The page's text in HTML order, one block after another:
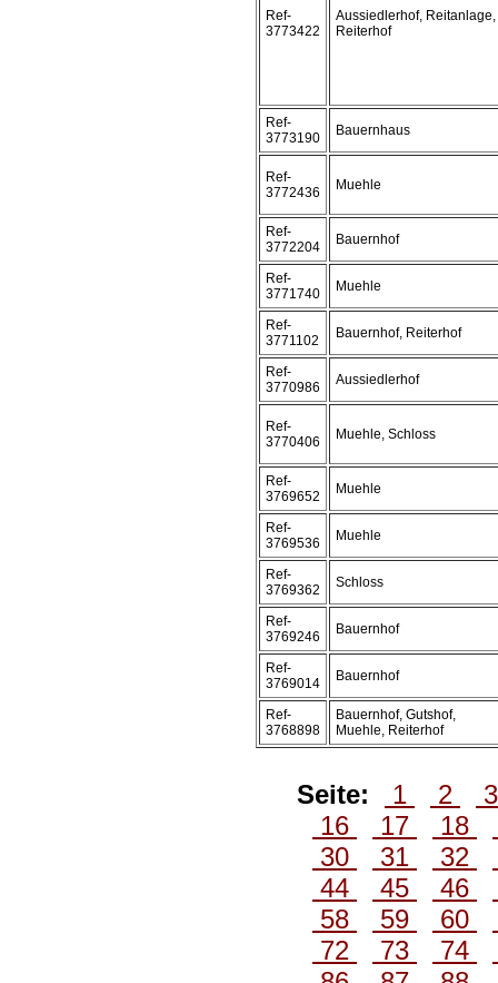
Ref-
3773422
Aussiedlerhof, Reitanlage,
Reiterhof
Ref-
3773190
Bauernhaus
Ref-
3772436
Muehle
Ref-
3772204
Bauernhof
Ref-
3771740
Muehle
Ref-
3771102
Bauernhof, Reiterhof
Ref-
3770986
Aussiedlerhof
Ref-
3770406
Muehle, Schloss
Ref-
3769652
Muehle
Ref-
3769536
Muehle
Ref-
3769362
Schloss
Ref-
3769246
Bauernhof
Ref-
3769014
Bauernhof
Ref-
3768898
Bauernhof, Gutshof,
Muehle, Reiterhof
Seite: 1 2
16
17 18
30
31 32
44
45 46
58
59 60
72
73 74